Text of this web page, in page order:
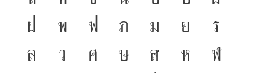
ฝ
พ ฟ ภ ม ย
ร
ล
ว ศ ษ ส ห
ฬ